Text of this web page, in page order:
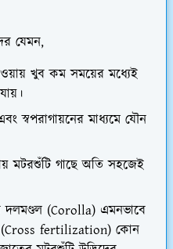
যেমন,
খুব কম সময়ের মধ্যেই
স্বপরাগায়নের মাধ্যমে যৌন
গাছে অতি সহজেই
দলমণ্ডল (Corolla) এমনভাবে
(Cross fertilization) কোন